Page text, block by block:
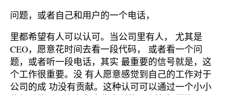
问题，或者自己和用户的一个电话，
里都希望有人可以认可。当公司里有人， 尤其是
CEO，愿意花时间去看一段代码， 或者看一个问
题，或者听一段电话，其实 最重要的信号就是，这
个工作很重要。没 有人愿意感觉到自己的工作对于
公司的成 功没有贡献。这种认可可以通过一个小小